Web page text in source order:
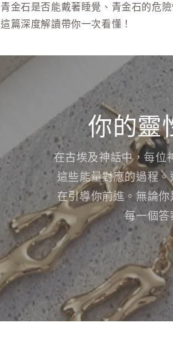
青金石是否能戴著睡覺、青金石的危險
這篇深度解讀帶你一次看懂！
你的靈
在古埃及神話中，每
這些能量對應的過程
在引導你前進。無論你
每一個答